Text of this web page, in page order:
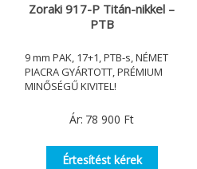
Zoraki 917-P Titán-nikkel –
PTB
9 mm PAK, 17+1, PTB-s, NÉMET
PIACRA GYÁRTOTT, PRÉMIUM
MINŐSÉGŰ KIVITEL!
Ár: 78 900 Ft
Értesítést kérek